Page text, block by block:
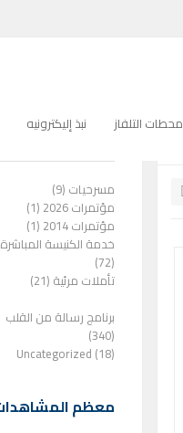
محطات التلفاز نبذ إليكترونيهالفئات
مسرحيات (9)
مؤتمرات 2026 (1)
مؤتمرات 2014 (1)
خدمة الكنيسة المباشرة
(72)
تأملات مرئية (21)
برنامج رسالة من القلب
(340)
Uncategorized (18)
معظم